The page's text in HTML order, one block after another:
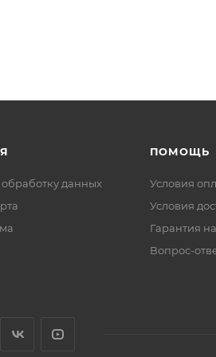
данных
ПОМОЩЬ
Условия
Условия
Гарантия
Вопрос-